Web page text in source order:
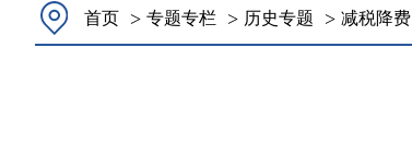
首页 > 专题专栏 > 历史专题 > 减税降费